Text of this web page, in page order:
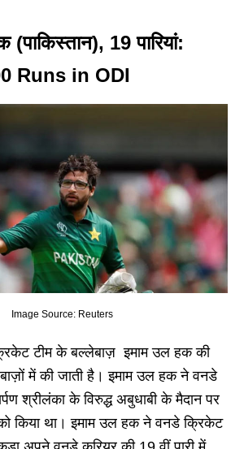
19 पारियां:
Runs in ODI
Image Source: Reuters
टीम के बल्लेबाज़ इमाम उल हक की
में की जाती है। इमाम उल हक ने वनडे
श्रीलंका के विरुद्ध अबुधाबी के मैदान पर
किया था। इमाम उल हक ने वनडे क्रिकेट